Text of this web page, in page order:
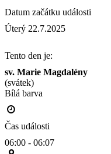
Datum začátku události
Úterý 22.7.2025
Tento den je:
sv. Marie Magdalény
(svátek)
Bílá
Čas události
06:00 - 06:07